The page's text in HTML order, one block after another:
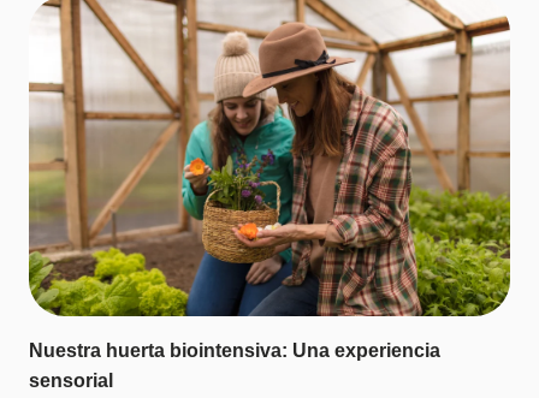
Nuestra huerta biointensiva: Una experiencia
sensorial